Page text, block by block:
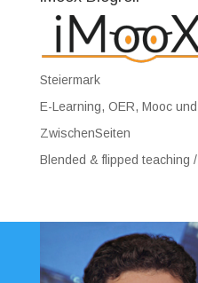
Steiermark
E-Learning, OER, Mooc
ZwischenSeiten
Blended & flipped teaching